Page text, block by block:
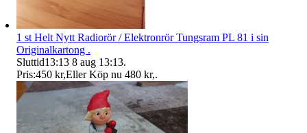
1 st Helt Nytt Radiorör / Elektronrör Tungsram PL 81 i sin
Originalkartong .
Sluttid13:13 8 aug 13:13.
Pris:450 kr,Eller Köp nu 480 kr,.